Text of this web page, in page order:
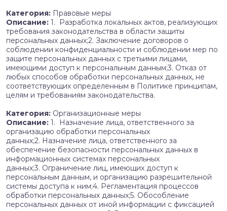
Категория: Правовые меры
Описание: 1. Разработка локальных актов, реализующих
требования законодательства в области защиты
персональных данных;2. Заключение договоров о
соблюдении конфиденциальности и соблюдении мер по
защите персональных данных с третьими лицами,
имеющими доступ к персональным данным;3. Отказ от
любых способов обработки персональных данных, не
соответствующих определенным в Политике принципам,
целям и требованиям законодательства.
Категория: Организационные меры
Описание: 1. Назначение лица, ответственного за
организацию обработки персональных
данных;2. Назначение лица, ответственного за
обеспечение безопасности персональных данных в
информационных системах персональных
данных;3. Ограничение лиц, имеющих доступ к
персональным данным, и организацию разрешительной
системы доступа к ним;4. Регламентация процессов
обработки персональных данных;5. Обособление
персональных данных от иной информации с фиксацией